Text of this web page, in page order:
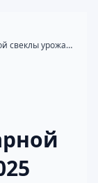
Страны ЕАЭС завершили переработку сахарной свеклы урожая-2025